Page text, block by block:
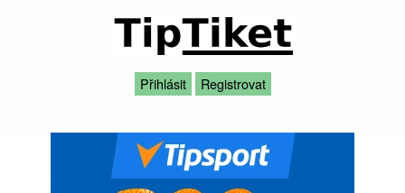
Přihlásit Registrovat